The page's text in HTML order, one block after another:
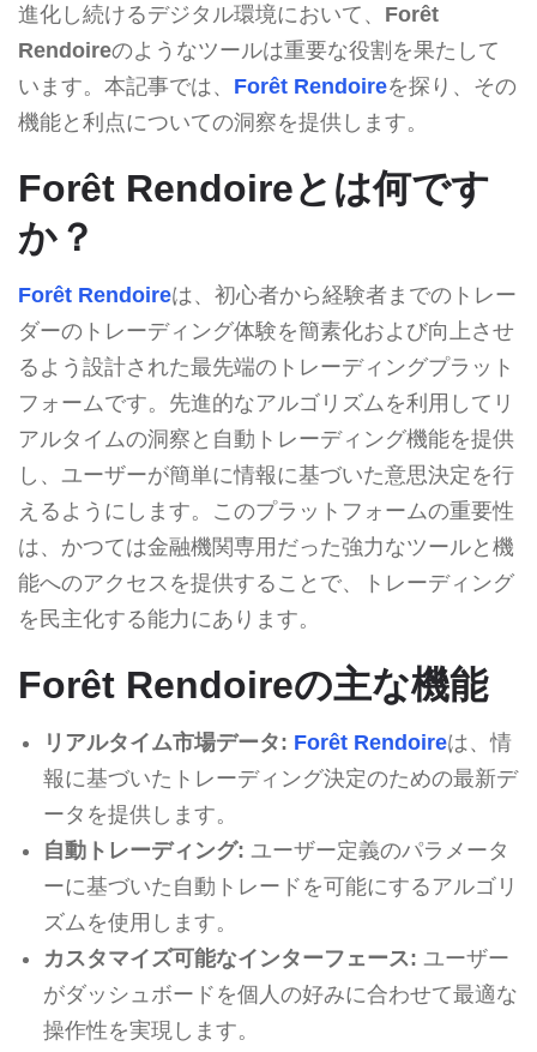
進化し続けるデジタル環境において、 Forêt
Rendoireのようなツールは重要な役割を果たして
います。本記事では、 Forêt Rendoireを探り、その
機能と利点についての洞察を提供します。
Forêt Rendoireとは何です
か？
Forêt Rendoireは、初心者から経験者までのトレー
ダーのトレーディング体験を簡素化および向上させ
るよう設計された最先端のトレーディングプラット
フォームです。先進的なアルゴリズムを利用してリ
アルタイムの洞察と自動トレーディング機能を提供
し、ユーザーが簡単に情報に基づいた意思決定を行
えるようにします。このプラットフォームの重要性
は、かつては金融機関専用だった強力なツールと機
能へのアクセスを提供することで、トレーディング
を民主化する能力にあります。
Forêt Rendoireの主な機能
リアルタイム市場データ: Forêt Rendoireは、情
報に基づいたトレーディング決定のための最新デ
ータを提供します。
自動トレーディング: ユーザー定義のパラメータ
ーに基づいた自動トレードを可能にするアルゴリ
ズムを使用します。
カスタマイズ可能なインターフェース: ユーザー
がダッシュボードを個人の好みに合わせて最適な
操作性を実現します。